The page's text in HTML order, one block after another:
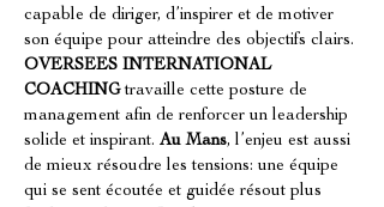
capable de diriger, d’inspirer et de motiver
son équipe pour atteindre des objectifs clairs.
OVERSEES INTERNATIONAL
COACHING travaille cette posture de
management afin de renforcer un leadership
solide et inspirant. Au Mans, l’enjeu est aussi
de mieux résoudre les tensions: une équipe
qui se sent écoutée et guidée résout plus